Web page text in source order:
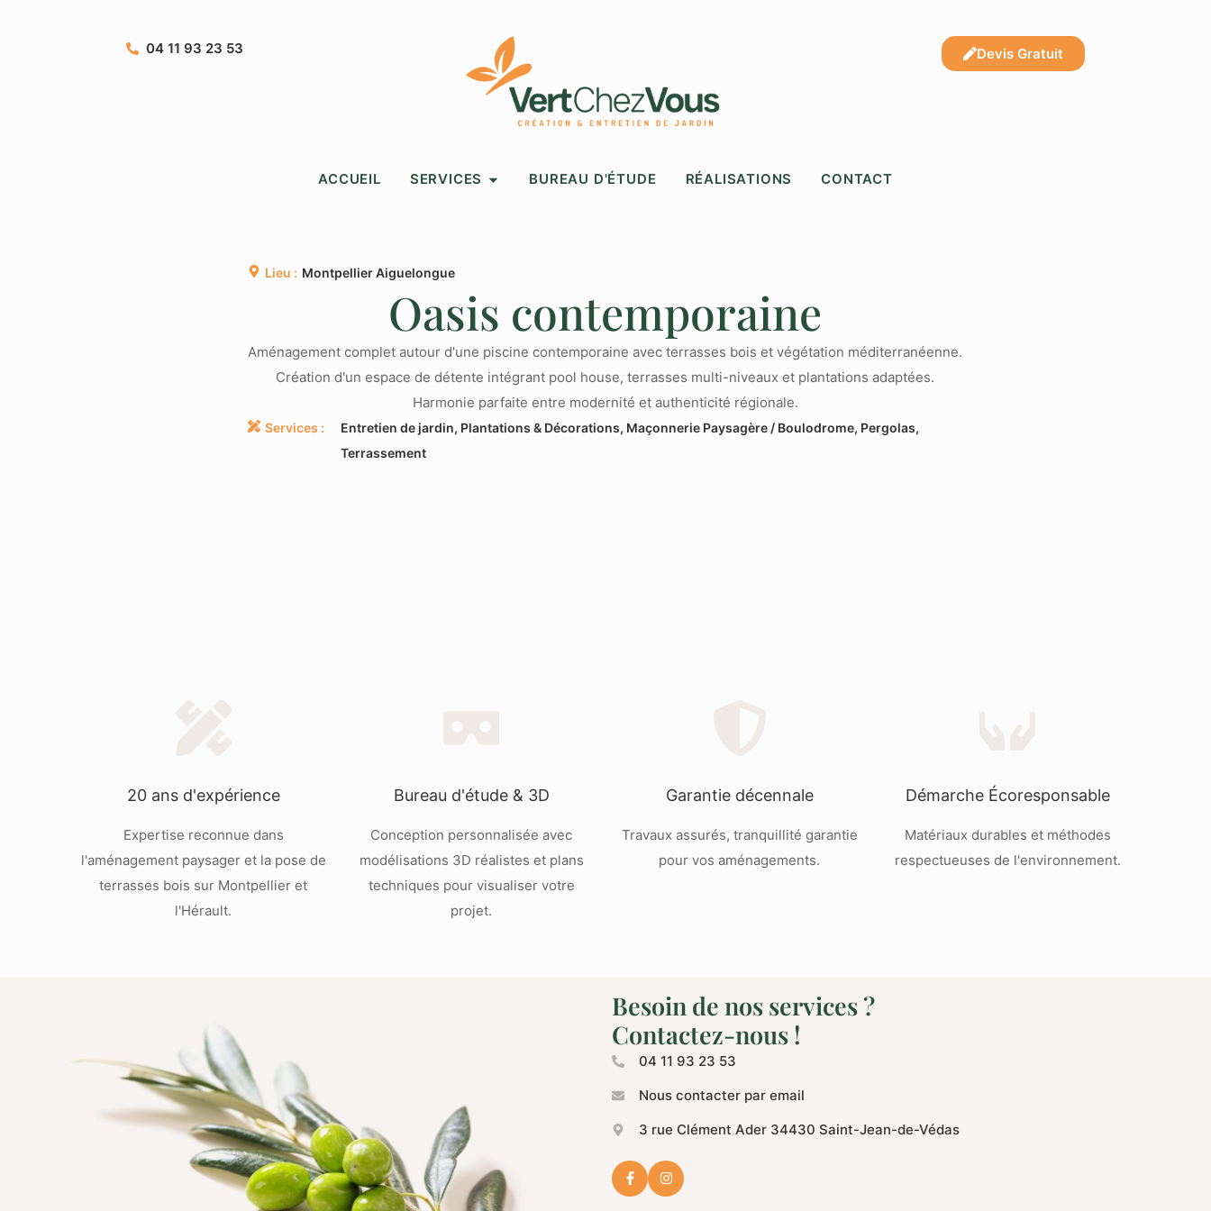
04 11 93 23 53 Devis Gratuit
ACCUEIL SERVICES BUREAU D'ÉTUDE RÉALISATIONS CONTACT
Lieu : Montpellier Aiguelongue
Oasis contemporaine
Aménagement complet autour d'une piscine contemporaine avec terrasses bois et végétation méditerranéenne.
Création d'un espace de détente intégrant pool house, terrasses multi-niveaux et plantations adaptées.
Harmonie parfaite entre modernité et authenticité régionale.
Services :
Entretien de jardin, Plantations & Décorations, Maçonnerie Paysagère / Boulodrome, Pergolas,
Terrassement
20 ans d'expérience
Expertise reconnue dans
l'aménagement paysager et la pose de
terrasses bois sur Montpellier et
l'Hérault.
Bureau d'étude & 3D
Conception personnalisée avec
modélisations 3D réalistes et plans
techniques pour visualiser votre
projet.
Garantie décennale
Travaux assurés, tranquillité garantie
pour vos aménagements.
Démarche Écoresponsable
Matériaux durables et méthodes
respectueuses de l'environnement.
Besoin de nos services ?
Contactez-nous !
04 11 93 23 53
Nous contacter par email
3 rue Clément Ader 34430 Saint-Jean-de-Védas